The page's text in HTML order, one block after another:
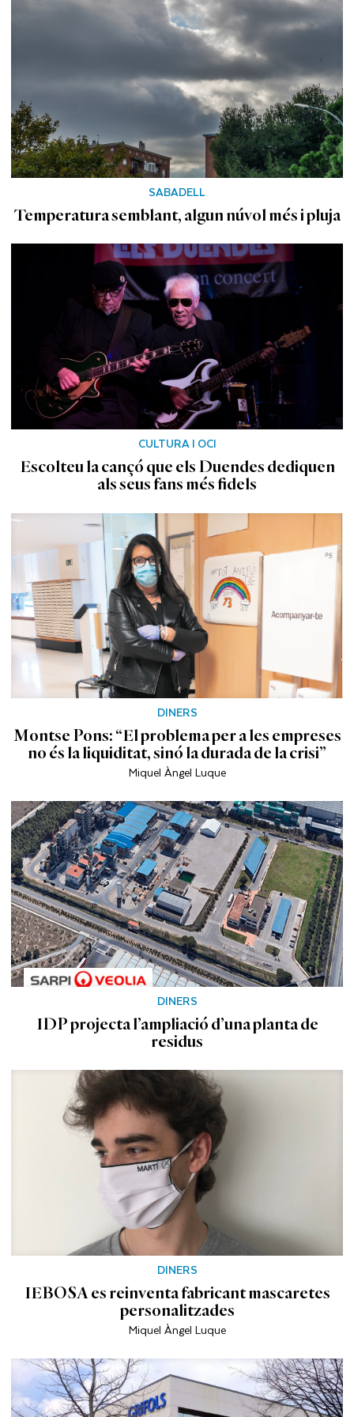
SABADELL
Temperatura semblant, algun núvol més i pluja
CULTURA I OCI
Escolteu la cançó que els Duendes dediquen
als seus fans més fidels
DINERS
Montse Pons: “El problema per a les empreses
no és la liquiditat, sinó la durada de la crisi”
Miquel Àngel Luque
DINERS
IDP projecta l’ampliació d’una planta de
residus
DINERS
IEBOSA es reinventa fabricant mascaretes
personalitzades
Miquel Àngel Luque